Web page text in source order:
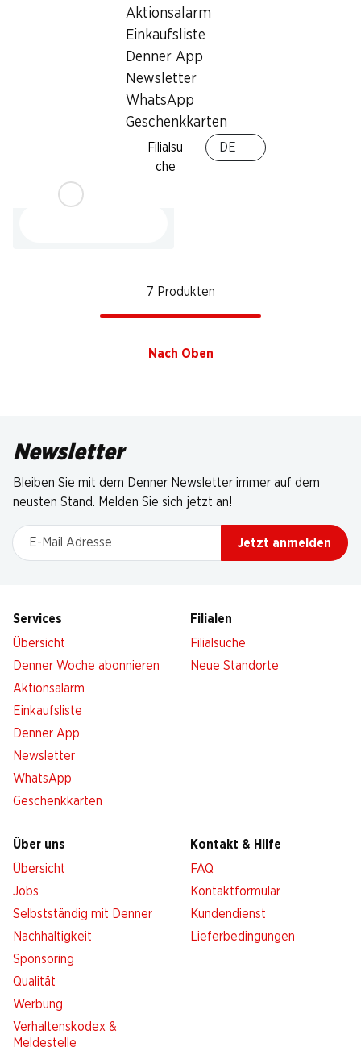
Aktionsalarm
Einkaufsliste
Denner App
Newsletter
WhatsApp
Geschenkkarten
Filialsu
che
DE
Italien, per kg
7 Produkten
Nach Oben
Newsletter
Bleiben Sie mit dem Denner Newsletter immer auf dem
neusten Stand. Melden Sie sich jetzt an!
E-Mail Adresse
Jetzt anmelden
Services
Übersicht
Denner Woche abonnieren
Aktionsalarm
Einkaufsliste
Denner App
Newsletter
WhatsApp
Geschenkkarten
Filialen
Filialsuche
Neue Standorte
Über uns
Übersicht
Jobs
Selbstständig mit Denner
Nachhaltigkeit
Sponsoring
Qualität
Werbung
Verhaltenskodex &
Meldestelle
Kontakt & Hilfe
FAQ
Kontaktformular
Kundendienst
Lieferbedingungen